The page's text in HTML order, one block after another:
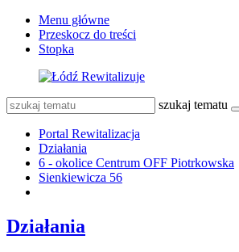
Menu główne
Przeskocz do treści
Stopka
szukaj tematu
Portal Rewitalizacja
Działania
6 - okolice Centrum OFF Piotrkowska
Sienkiewicza 56
Działania